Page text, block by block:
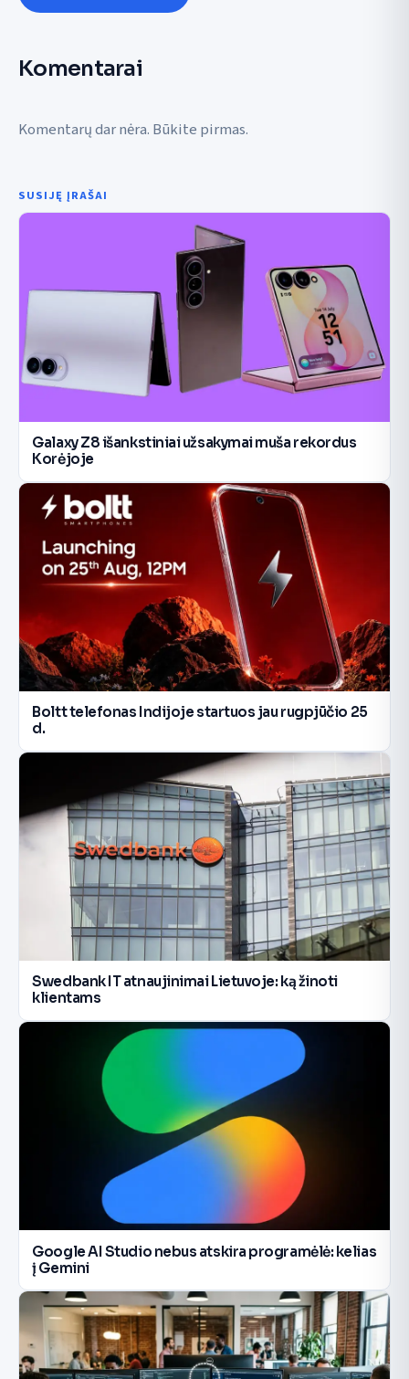
Komentarai
Komentarų dar nėra. Būkite pirmas.
SUSIJĘ ĮRAŠAI
Galaxy Z8 išankstiniai užsakymai muša rekordus
Korėjoje
Boltt telefonas Indijoje startuos jau rugpjūčio 25
d.
Swedbank IT atnaujinimai Lietuvoje: ką žinoti
klientams
Google AI Studio nebus atskira programėlė: kelias
į Gemini